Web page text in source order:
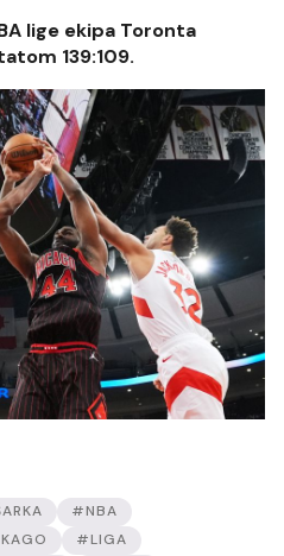
lige ekipa Toronta
139:109.
#NBA
#LIGA